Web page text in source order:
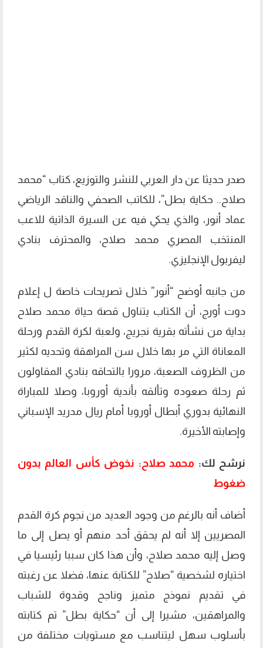
صدر حديثا عن دار العربي للنشر والتوزيع، كتاب “محمد
صلاح.. حكاية بطل”، للكاتب الصحفي والناقد الرياضي
عماد أنور، والذي يحكي فيه عن السيرة الذاتية للاعب
المنتخب المصري محمد صلاح، والمحترف بنادي
ليفربول الإنجليزي.
من جانبه أوضح “أنور” خلال تصريحات خاصة ل إعلام
دوت أورج، أن الكتاب يتناول قصة حياة محمد صلاح
بداية من نشأته بقرية نجريج، ولعبة لكرة القدم ورحلة
المعاناة التي مر بها خلال سن المراهقة وتحديه لكثير
من الظروف الصعبة، مرورا بالتحاقه بنادي المقاولون
ثم رحلة صعوده وتألقه بأندية أوروبا، وصلا للمباراة
النهائية بدوري أبطال أوروبا أمام ريال مدريد الإسباني
وإصابته الأخيرة.
نرشح لك: محمد صلاح: نخوض كأس العالم بدون
ضغوط
أضاف أنه بالرغم من وجود العديد من نجوم كرة القدم
المصريين إلا أنه لم يحقق أحد منهم أو يصل إلى ما
وصل إليه محمد صلاح، وأن هذا كان سببا رئيسيا في
اختياره لشخصية “صلاح” للكتابة عنها، فضلا عن رغبته
في تقديم نموذج متميز وناجح وقدوة للشباب
والمراهقين، مشيرا إلى أن “حكاية بطل” تم كتابته
بأسلوب سهل ليتناسب مع مستويات مختلفة من